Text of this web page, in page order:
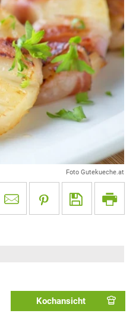
Foto Gutekueche.at
Kochansicht